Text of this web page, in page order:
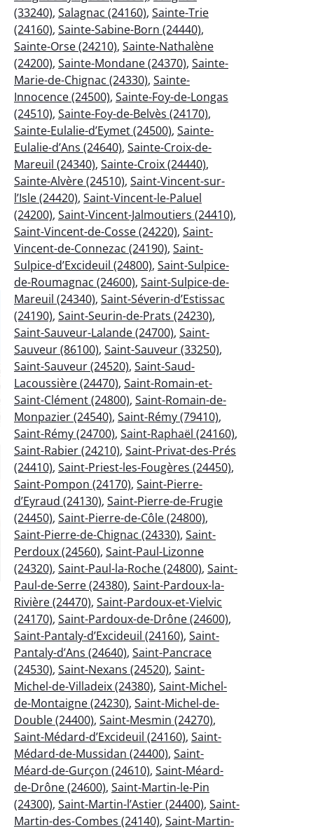
(33240), Salagnac (24160), Sainte-Trie
(24160), Sainte-Sabine-Born (24440),
Sainte-Orse (24210), Sainte-Nathalène
(24200), Sainte-Mondane (24370), Sainte-
Marie-de-Chignac (24330), Sainte-
Innocence (24500), Sainte-Foy-de-Longas
(24510), Sainte-Foy-de-Belvès (24170),
Sainte-Eulalie-d’Eymet (24500), Sainte-
Eulalie-d’Ans (24640), Sainte-Croix-de-
Mareuil (24340), Sainte-Croix (24440),
Sainte-Alvère (24510), Saint-Vincent-sur-
l’Isle (24420), Saint-Vincent-le-Paluel
(24200), Saint-Vincent-Jalmoutiers (24410),
Saint-Vincent-de-Cosse (24220), Saint-
Vincent-de-Connezac (24190), Saint-
Sulpice-d’Excideuil (24800), Saint-Sulpice-
de-Roumagnac (24600), Saint-Sulpice-de-
Mareuil (24340), Saint-Séverin-d’Estissac
(24190), Saint-Seurin-de-Prats (24230),
Saint-Sauveur-Lalande (24700), Saint-
Sauveur (86100), Saint-Sauveur (33250),
Saint-Sauveur (24520), Saint-Saud-
Lacoussière (24470), Saint-Romain-et-
Saint-Clément (24800), Saint-Romain-de-
Monpazier (24540), Saint-Rémy (79410),
Saint-Rémy (24700), Saint-Raphaël (24160),
Saint-Rabier (24210), Saint-Privat-des-Prés
(24410), Saint-Priest-les-Fougères (24450),
Saint-Pompon (24170), Saint-Pierre-
d’Eyraud (24130), Saint-Pierre-de-Frugie
(24450), Saint-Pierre-de-Côle (24800),
Saint-Pierre-de-Chignac (24330), Saint-
Perdoux (24560), Saint-Paul-Lizonne
(24320), Saint-Paul-la-Roche (24800), Saint-
Paul-de-Serre (24380), Saint-Pardoux-la-
Rivière (24470), Saint-Pardoux-et-Vielvic
(24170), Saint-Pardoux-de-Drône (24600),
Saint-Pantaly-d’Excideuil (24160), Saint-
Pantaly-d’Ans (24640), Saint-Pancrace
(24530), Saint-Nexans (24520), Saint-
Michel-de-Villadeix (24380), Saint-Michel-
de-Montaigne (24230), Saint-Michel-de-
Double (24400), Saint-Mesmin (24270),
Saint-Médard-d’Excideuil (24160), Saint-
Médard-de-Mussidan (24400), Saint-
Méard-de-Gurçon (24610), Saint-Méard-
de-Drône (24600), Saint-Martin-le-Pin
(24300), Saint-Martin-l’Astier (24400), Saint-
Martin-des-Combes (24140), Saint-Martin-